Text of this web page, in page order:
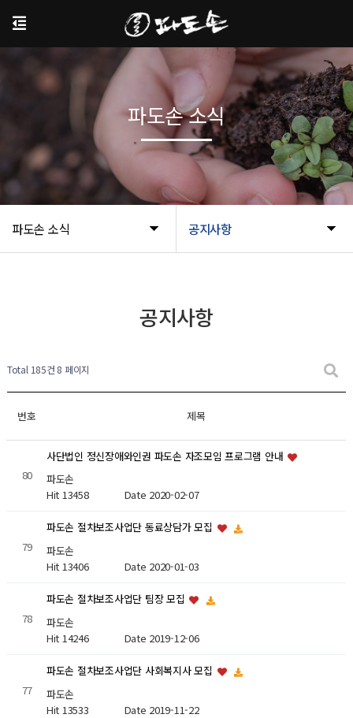
파도손 소식 공지사항
파도손 소식
공지사항
Total 185건 8 페이지
번호 제목
80
사단법인 정신장애와인권 파도손 자조모임 프로그램 안내
파도손
Hit 13458 Date 2020-02-07
79
파도손 절차보조사업단 동료상담가 모집
파도손
Hit 13406 Date 2020-01-03
78
파도손 절차보조사업단 팀장 모집
파도손
Hit 14246 Date 2019-12-06
77
파도손 절차보조사업단 사회복지사 모집
파도손
Hit 13533 Date 2019-11-22